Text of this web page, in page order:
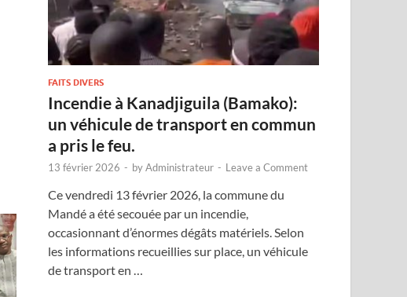
FAITS DIVERS
Incendie à Kanadjiguila (Bamako):
un véhicule de transport en commun
a pris le feu.
13 février 2026 - byAdministrateur - Leave a Comment
Ce vendredi 13 février 2026, la commune du
Mandé a été secouée par un incendie,
occasionnant d’énormes dégâts matériels. Selon
les informations recueillies sur place, un véhicule
de transport en …